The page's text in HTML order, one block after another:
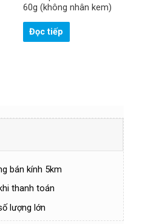
60g (không nhân kem)
Đọc tiếp
bán kính 5km
thanh toán
lượng lớn